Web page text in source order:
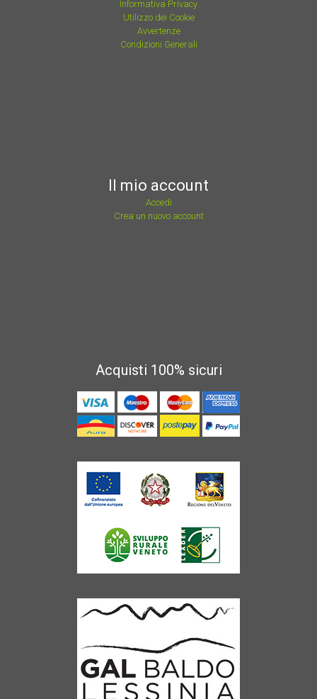
Informativa Privacy
Utilizzo dei Cookie
Avvertenze
Condizioni Generali
Il mio account
Accedi
Crea un nuovo account
Acquisti 100% sicuri